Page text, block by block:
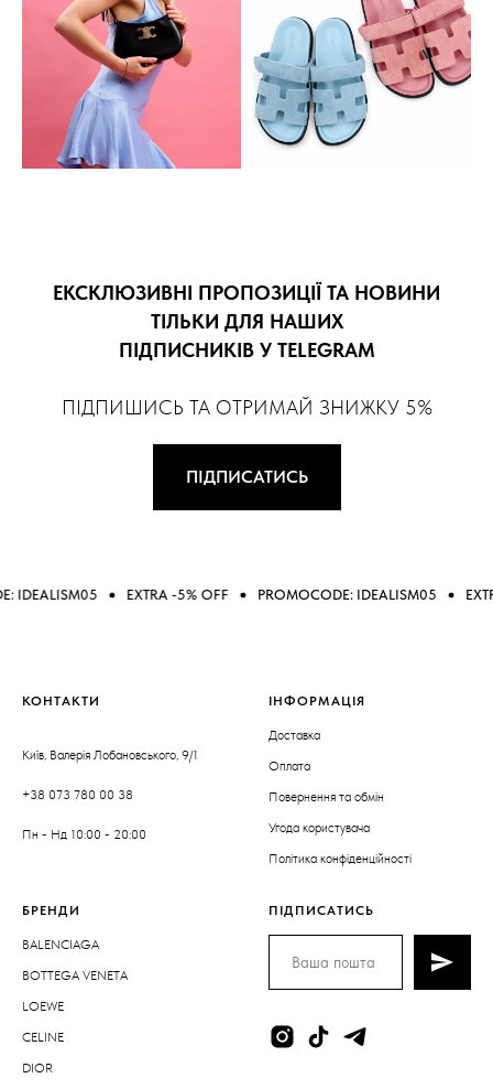
ЕКСКЛЮЗИВНІ ПРОПОЗИЦІЇ ТА НОВИНИ
ТІЛЬКИ ДЛЯ НАШИХ
ПІДПИСНИКІВ У TELEGRAM
ПІДПИШИСЬ ТА ОТРИМАЙ ЗНИЖКУ 5%
ПІДПИСАТИСЬ
EXTRA -5% OFF PROMOCODE: IDEALISM05 EXTRA -
КОНТАКТИ
Київ, Валерія Лобановського, 9/1
+38 073 780 00 38
Пн - Нд 10:00 - 20:00
ІНФОРМАЦІЯ
Доставка
Оплата
Повернення та обмін
Угода користувача
Політика конфіденційності
БРЕНДИ
BALENCIAGA
BOTTEGA VENETA
LOEWE
CELINE
DIOR
ПІДПИСАТИСЬ